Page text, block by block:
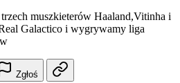
muszkieterów Haaland,Vitinha i
Galactico i wygrywamy liga
Zgłoś